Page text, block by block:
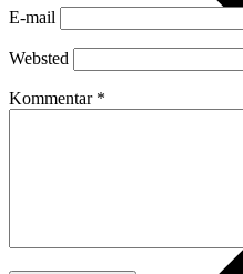
E-mail
Websted
Kommentar *